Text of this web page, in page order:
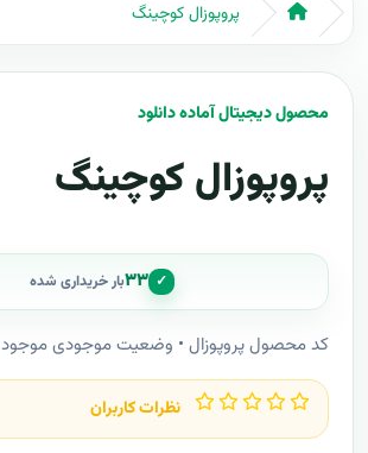
پروپوزال کوچینگ
محصول دیجیتال آماده دانلود
پروپوزال کوچینگ
✓ ۳۳بار خریداری شده
کد محصول پروپوزال • وضعیت موجودی موجود
نظرات کاربران